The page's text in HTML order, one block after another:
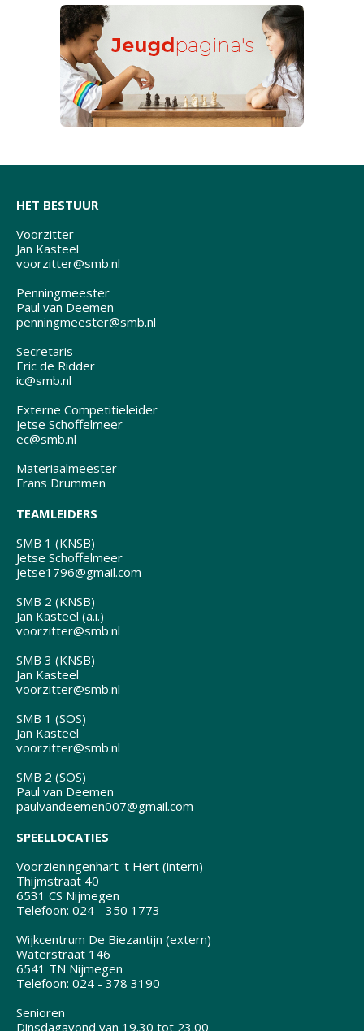
HET BESTUUR
Voorzitter
Jan Kasteel
voorzitter@smb.nl
Penningmeester
Paul van Deemen
penningmeester@smb.nl
Secretaris
Eric de Ridder
ic@smb.nl
Externe Competitieleider
Jetse Schoffelmeer
ec@smb.nl
Materiaalmeester
Frans Drummen
TEAMLEIDERS
SMB 1 (KNSB)
Jetse Schoffelmeer
jetse1796@gmail.com
SMB 2 (KNSB)
Jan Kasteel (a.i.)
voorzitter@smb.nl
SMB 3 (KNSB)
Jan Kasteel
voorzitter@smb.nl
SMB 1 (SOS)
Jan Kasteel
voorzitter@smb.nl
SMB 2 (SOS)
Paul van Deemen
paulvandeemen007@gmail.com
SPEELLOCATIES
Voorzieningenhart 't Hert (intern)
Thijmstraat 40
6531 CS Nijmegen
Telefoon: 024 - 350 1773
Wijkcentrum De Biezantijn (extern)
Waterstraat 146
6541 TN Nijmegen
Telefoon: 024 - 378 3190
Senioren
Dinsdagavond van 19.30 tot 23.00